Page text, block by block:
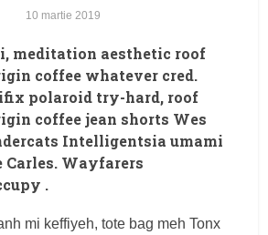
10 martie 2019
meditation aesthetic roof
coffee whatever cred.
polaroid try-hard, roof
coffee jean shorts Wes
Intelligentsia umami
Wayfarers
.
mi keffiyeh, tote bag meh Tonx